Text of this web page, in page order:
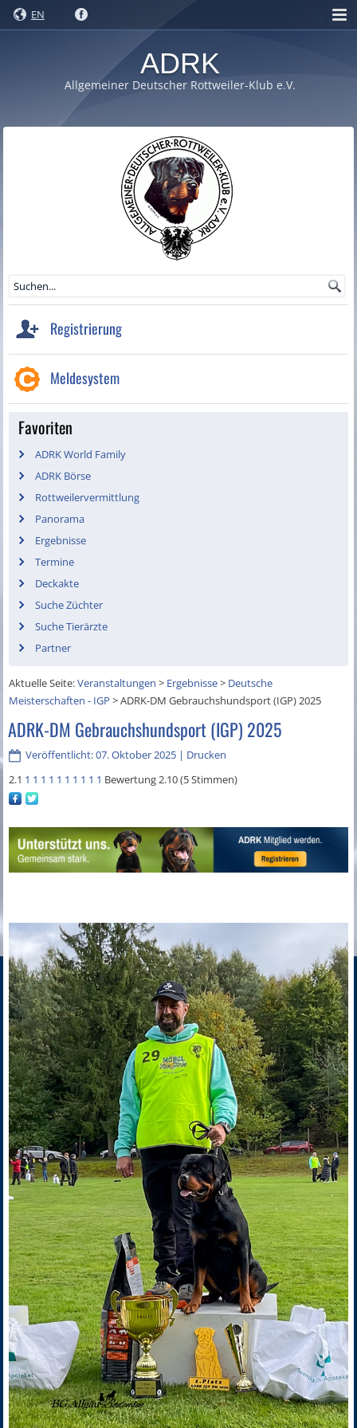
EN
ADRK
Allgemeiner Deutscher Rottweiler-Klub e.V.
Registrierung
Meldesystem
Favoriten
ADRK World Family
ADRK Börse
Rottweilervermittlung
Panorama
Ergebnisse
Termine
Deckakte
Suche Züchter
Suche Tierärzte
Partner
Aktuelle Seite:Veranstaltungen > Ergebnisse> Deutsche
Meisterschaften - IGP >ADRK-DM Gebrauchshundsport (IGP) 2025
ADRK-DM Gebrauchshundsport (IGP) 2025
Veröffentlicht: 07. Oktober 2025 | Drucken
2.1 1 1 1 1 1 1 1 1 1 1 Bewertung 2.10 (5 Stimmen)